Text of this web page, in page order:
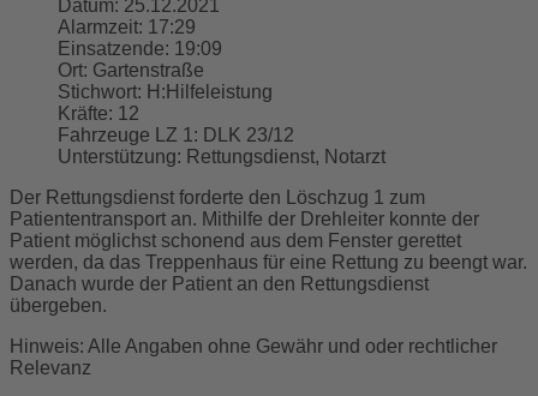
Datum: 25.12.2021
Alarmzeit: 17:29
Einsatzende: 19:09
Ort: Gartenstraße
Stichwort: H:Hilfeleistung
Kräfte: 12
Fahrzeuge LZ 1: DLK 23/12
Unterstützung: Rettungsdienst, Notarzt
Der Rettungsdienst forderte den Löschzug 1 zum
Patiententransport an. Mithilfe der Drehleiter konnte der
Patient möglichst schonend aus dem Fenster gerettet
werden, da das Treppenhaus für eine Rettung zu beengt war.
Danach wurde der Patient an den Rettungsdienst
übergeben.
Hinweis: Alle Angaben ohne Gewähr und oder rechtlicher
Relevanz